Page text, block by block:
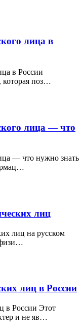
лица в
в России
которая поз…
лица — что
— что нужно знать
лиц
лиц на русском
физи…
лиц в России
в России Этот
и не яв…